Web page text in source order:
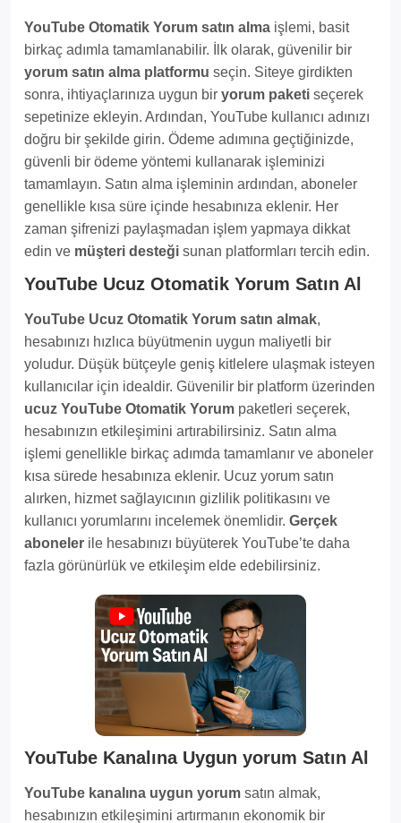
YouTube Otomatik Yorum satın alma işlemi, basit
birkaç adımla tamamlanabilir. İlk olarak, güvenilir bir
yorum satın alma platformu seçin. Siteye girdikten
sonra, ihtiyaçlarınıza uygun bir yorum paketi seçerek
sepetinize ekleyin. Ardından, YouTube kullanıcı adınızı
doğru bir şekilde girin. Ödeme adımına geçtiğinizde,
güvenli bir ödeme yöntemi kullanarak işleminizi
tamamlayın. Satın alma işleminin ardından, aboneler
genellikle kısa süre içinde hesabınıza eklenir. Her
zaman şifrenizi paylaşmadan işlem yapmaya dikkat
edin ve müşteri desteği sunan platformları tercih edin.
YouTube Ucuz Otomatik Yorum Satın Al
YouTube Ucuz Otomatik Yorum satın almak,
hesabınızı hızlıca büyütmenin uygun maliyetli bir
yoludur. Düşük bütçeyle geniş kitlelere ulaşmak isteyen
kullanıcılar için idealdir. Güvenilir bir platform üzerinden
ucuz YouTube Otomatik Yorum paketleri seçerek,
hesabınızın etkileşimini artırabilirsiniz. Satın alma
işlemi genellikle birkaç adımda tamamlanır ve aboneler
kısa sürede hesabınıza eklenir. Ucuz yorum satın
alırken, hizmet sağlayıcının gizlilik politikasını ve
kullanıcı yorumlarını incelemek önemlidir. Gerçek
aboneler ile hesabınızı büyüterek YouTube’te daha
fazla görünürlük ve etkileşim elde edebilirsiniz.
YouTube Kanalına Uygun yorum Satın Al
YouTube kanalına uygun yorum satın almak,
hesabınızın etkileşimini artırmanın ekonomik bir